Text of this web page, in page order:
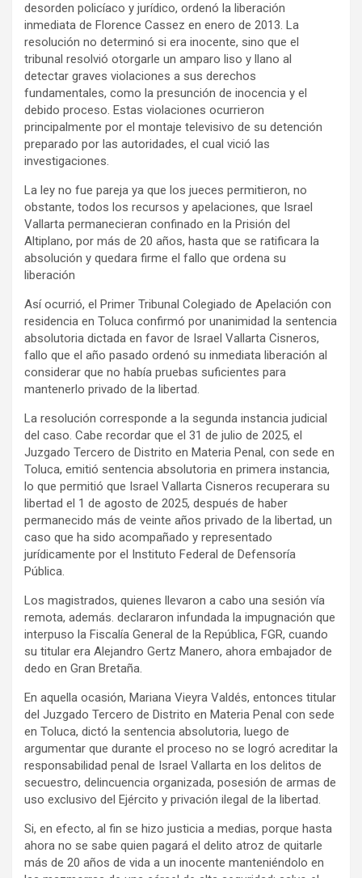
desorden policíaco y jurídico, ordenó la liberación
inmediata de Florence Cassez en enero de 2013. La
resolución no determinó si era inocente, sino que el
tribunal resolvió otorgarle un amparo liso y llano al
detectar graves violaciones a sus derechos
fundamentales, como la presunción de inocencia y el
debido proceso. Estas violaciones ocurrieron
principalmente por el montaje televisivo de su detención
preparado por las autoridades, el cual vició las
investigaciones.
La ley no fue pareja ya que los jueces permitieron, no
obstante, todos los recursos y apelaciones, que Israel
Vallarta permanecieran confinado en la Prisión del
Altiplano, por más de 20 años, hasta que se ratificara la
absolución y quedara firme el fallo que ordena su
liberación
Así ocurrió, el Primer Tribunal Colegiado de Apelación con
residencia en Toluca confirmó por unanimidad la sentencia
absolutoria dictada en favor de Israel Vallarta Cisneros,
fallo que el año pasado ordenó su inmediata liberación al
considerar que no había pruebas suficientes para
mantenerlo privado de la libertad.
La resolución corresponde a la segunda instancia judicial
del caso. Cabe recordar que el 31 de julio de 2025, el
Juzgado Tercero de Distrito en Materia Penal, con sede en
Toluca, emitió sentencia absolutoria en primera instancia,
lo que permitió que Israel Vallarta Cisneros recuperara su
libertad el 1 de agosto de 2025, después de haber
permanecido más de veinte años privado de la libertad, un
caso que ha sido acompañado y representado
jurídicamente por el Instituto Federal de Defensoría
Pública.
Los magistrados, quienes llevaron a cabo una sesión vía
remota, además. declararon infundada la impugnación que
interpuso la Fiscalía General de la República, FGR, cuando
su titular era Alejandro Gertz Manero, ahora embajador de
dedo en Gran Bretaña.
En aquella ocasión, Mariana Vieyra Valdés, entonces titular
del Juzgado Tercero de Distrito en Materia Penal con sede
en Toluca, dictó la sentencia absolutoria, luego de
argumentar que durante el proceso no se logró acreditar la
responsabilidad penal de Israel Vallarta en los delitos de
secuestro, delincuencia organizada, posesión de armas de
uso exclusivo del Ejército y privación ilegal de la libertad.
Si, en efecto, al fin se hizo justicia a medias, porque hasta
ahora no se sabe quien pagará el delito atroz de quitarle
más de 20 años de vida a un inocente manteniéndolo en